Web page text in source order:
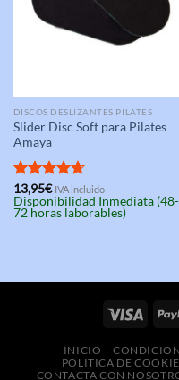
DISCOS DESLIZANTES PILATES
Slider Disc Soft para Pilates
Amaya
Valorado
con4.67
de 5
13,95€ IVA incluido
Disponibilidad Inmediata (48-
72 horas laborables)
INICIO
POLITICA DE
CONTACTA CON